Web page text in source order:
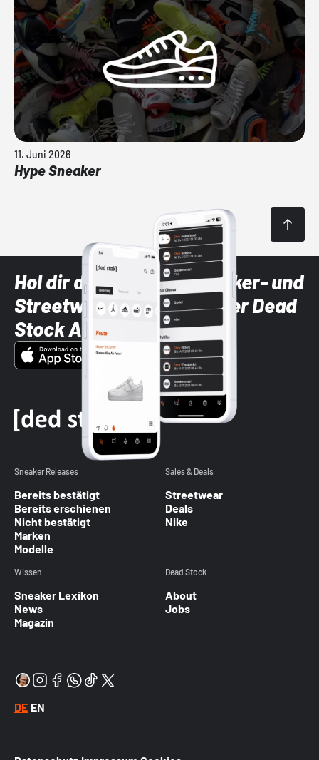
11. Juni 2026
Hype Sneaker
Hol dir die neuesten Sneaker- und
Streetwear-Brands mit der Dead
Stock App
Sneaker Releases
Bereits bestätigt
Bereits erschienen
Nicht bestätigt
Marken
Modelle
Sales & Deals
Streetwear
Deals
Nike
Wissen
Sneaker Lexikon
News
Magazin
Dead Stock
About
Jobs
DE EN